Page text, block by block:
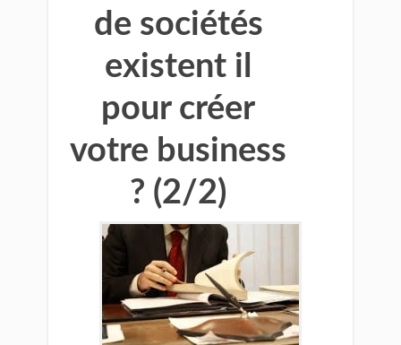
de sociétés
existent il
pour créer
votre business
? (2/2)